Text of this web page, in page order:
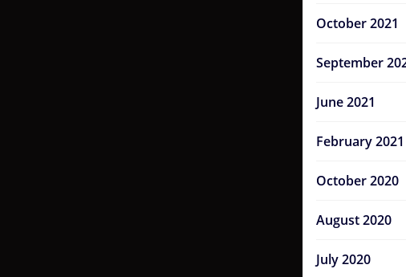
October 2021
September
June 2021
February 2021
October 2020
August 2020
July 2020